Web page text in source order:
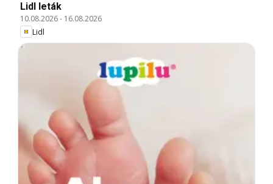
Lidl leták
10.08.2026- 16.08.2026
Lidl